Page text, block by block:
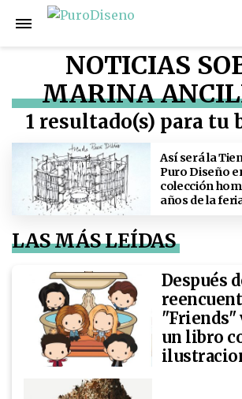
NOTICIAS
MARINA
1 resultado(s) para tu
Así será la
Puro Diseño
colección
años de la
LAS MÁS LEÍDAS
Después
"Friends"
un libro